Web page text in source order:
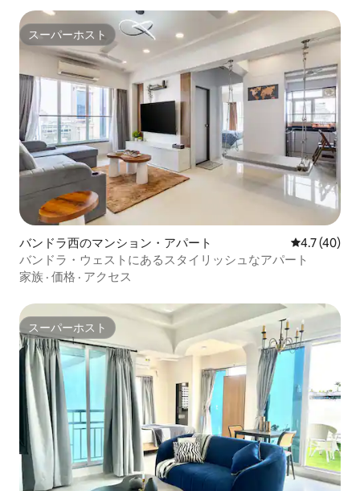
スーパーホスト
スーパーホスト
バンドラ西のマンション・アパート レビュー40
4.7 (40)
バンドラ・ウェストにあるスタイリッシュなアパート
家族 · 価格 · アクセス
スーパーホスト
スーパーホスト